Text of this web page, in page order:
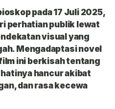
pada 17 Juli 2025,
perhatian publik lewat
visual yang
Mengadaptasi novel
ini berkisah tentang
hancur akibat
dan rasa kecewa